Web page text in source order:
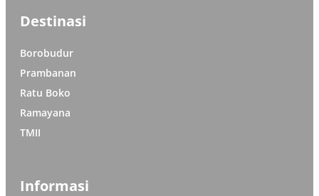
Destinasi
Borobudur
Prambanan
Ratu Boko
Ramayana
TMII
Informasi